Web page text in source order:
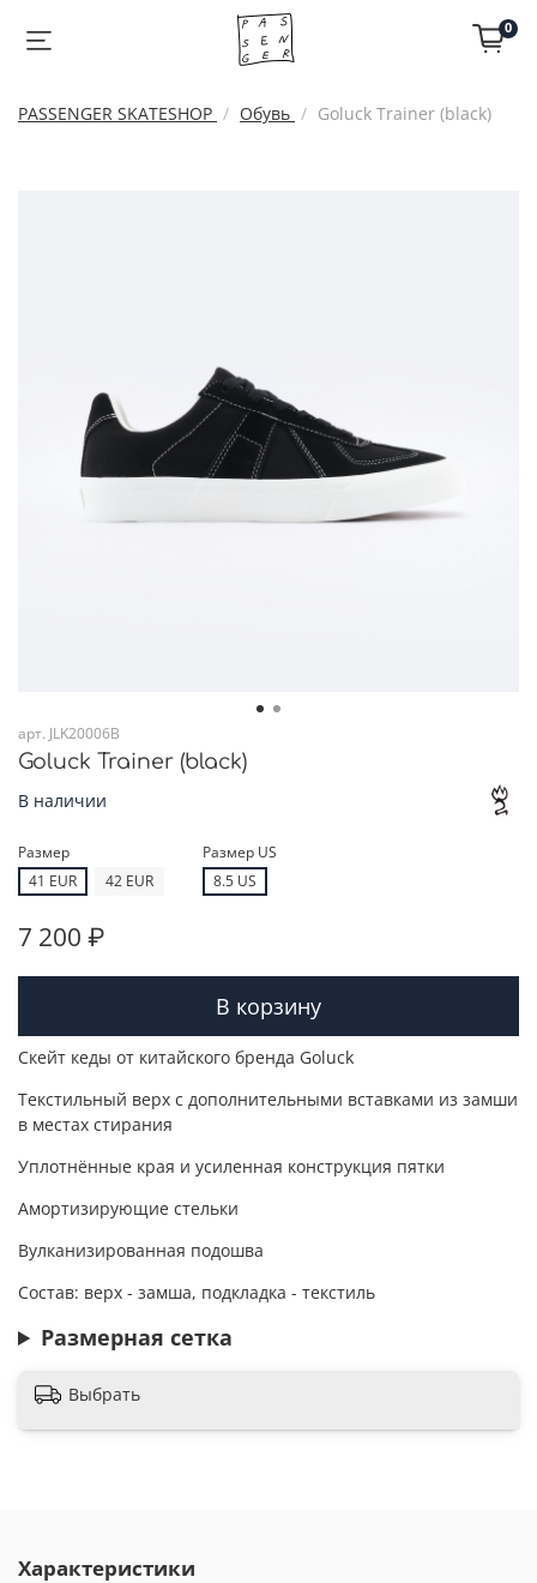
0
PASSENGER SKATESHOP Обувь Goluck Trainer (black)
арт. JLK20006B
Goluck Trainer (black)
В наличии
Размер
41 EUR
42 EUR
Размер US
8.5 US
7 200 ₽
В корзину
Скейт кеды от китайского бренда Goluck
Текстильный верх с дополнительными вставками из замши
в местах стирания
Уплотнённые края и усиленная конструкция пятки
Амортизирующие стельки
Вулканизированная подошва
Состав: верх - замша, подкладка - текстиль
Размерная сетка
Выбрать
Характеристики